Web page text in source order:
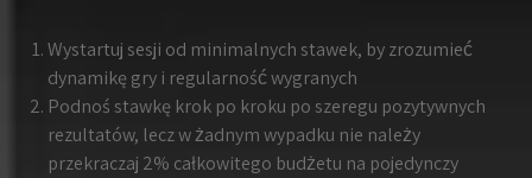
Wystartuj sesji od minimalnych stawek, by zrozumieć
dynamikę gry i regularność wygranych
Podnoś stawkę krok po kroku po szeregu pozytywnych
rezultatów, lecz w żadnym wypadku nie należy
przekraczaj 2% całkowitego budżetu na pojedynczy